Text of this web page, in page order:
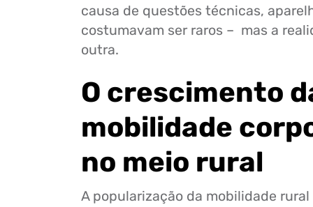
causa de questões técnicas,
costumavam ser raros – mas a
outra.
O crescimento
mobilidade
no meio rural
A popularização da mobilidade